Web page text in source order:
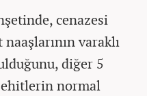
cenazesi
varaklı
diğer 5
normal